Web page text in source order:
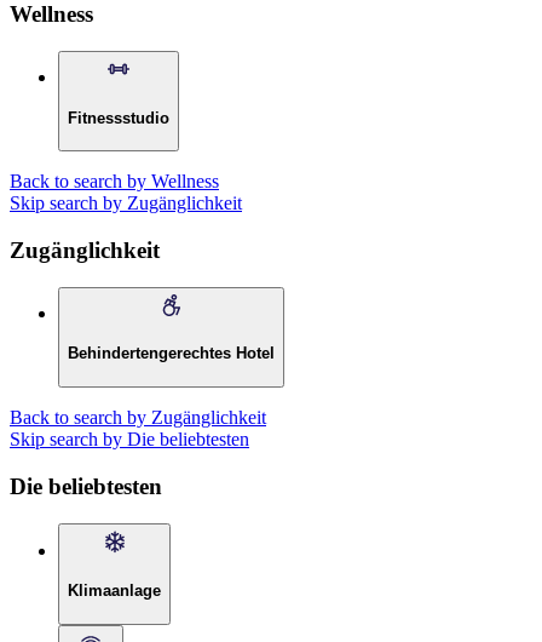
Wellness
Fitnessstudio
Back to search by Wellness
Skip search by Zugänglichkeit
Zugänglichkeit
Behindertengerechtes Hotel
Back to search by Zugänglichkeit
Skip search by Die beliebtesten
Die beliebtesten
Klimaanlage